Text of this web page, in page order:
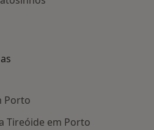
Porto
Tireóide em Porto